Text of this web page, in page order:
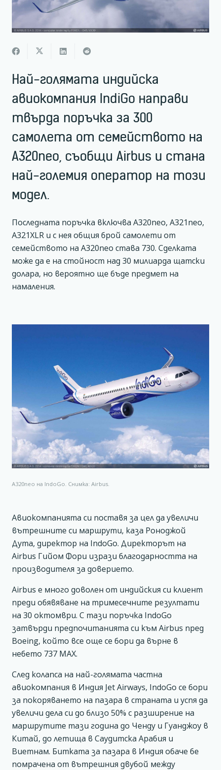
Най-голямата индийска
авиокомпания IndiGo направи
твърда поръчка за 300
самолета от семейството на
A320neo, съобщи Airbus и стана
най-големия оператор на този
модел.
Последната поръчка включва A320neo, A321neo,
A321XLR и с нея общия брой самолети от
семейството на A320neo става 730. Сделката
може да е на стойност над 30 милиарда щатски
долара, но вероятно ще бъде предмет на
намаления.
A320neo на IndoGo. Снимка: Airbus.
Авиокомпанията си поставя за цел да увеличи
вътрешните си маршрути, каза Роноджой
Дута, директор на IndoGo. Директорът на
Airbus Гийом Фори изрази благодарността на
производителя за доверието.
Airbus е много доволен от индийския си клиент
преди обявяване на тримесечните резултати
на 30 октомври. С тази поръчка IndoGo
затвърди предпочитанията си към Airbus пред
Boeing, който все още се бори да върне в
небето 737 МАХ.
След колапса на най-голямата частна
авиокомпания в Индия Jet Airways, IndoGo се бори
за покоряването на пазара в страната и успя да
увеличи дела си до близо 50% с разширение на
маршрутите тази година до Ченду и Гуанджоу в
Китай, до летища в Саудитска Арабия и
Виетнам. Битката за пазара в Индия обаче бе
помрачена от вътрешния двубой между